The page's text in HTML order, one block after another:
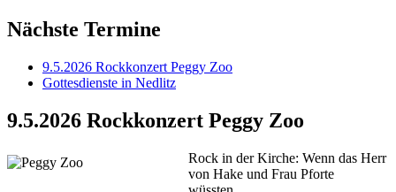
Nächste Termine
9.5.2026 Rockkonzert Peggy Zoo
Gottesdienste in Nedlitz
9.5.2026 Rockkonzert Peggy Zoo
Rock in der Kirche: Wenn das Herr
von Hake und Frau Pforte